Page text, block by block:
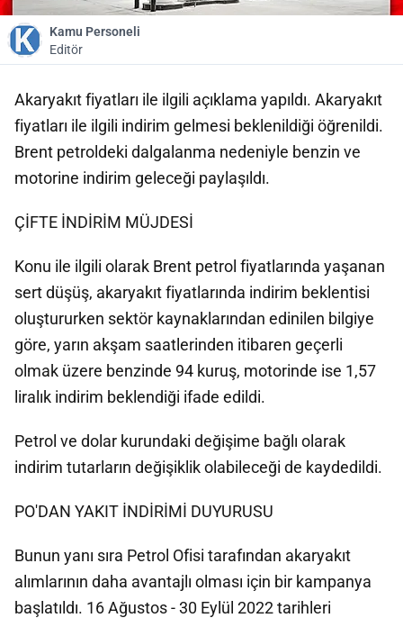
Kamu Personeli
Editör
Akaryakıt fiyatları ile ilgili açıklama yapıldı. Akaryakıt
fiyatları ile ilgili indirim gelmesi beklenildiği öğrenildi.
Brent petroldeki dalgalanma nedeniyle benzin ve
motorine indirim geleceği paylaşıldı.
ÇİFTE İNDİRİM MÜJDESİ
Konu ile ilgili olarak Brent petrol fiyatlarında yaşanan
sert düşüş, akaryakıt fiyatlarında indirim beklentisi
oluştururken sektör kaynaklarından edinilen bilgiye
göre, yarın akşam saatlerinden itibaren geçerli
olmak üzere benzinde 94 kuruş, motorinde ise 1,57
liralık indirim beklendiği ifade edildi.
Petrol ve dolar kurundaki değişime bağlı olarak
indirim tutarların değişiklik olabileceği de kaydedildi.
PO'DAN YAKIT İNDİRİMİ DUYURUSU
Bunun yanı sıra Petrol Ofisi tarafından akaryakıt
alımlarının daha avantajlı olması için bir kampanya
başlatıldı. 16 Ağustos - 30 Eylül 2022 tarihleri